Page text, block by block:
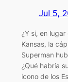
Jul 5,
¿Y si, en
Kansas, la
Superman
¿Qué habría
icono de los